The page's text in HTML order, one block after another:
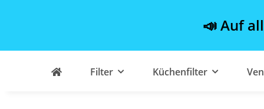
📣 Auf
Filter Küchenfilter